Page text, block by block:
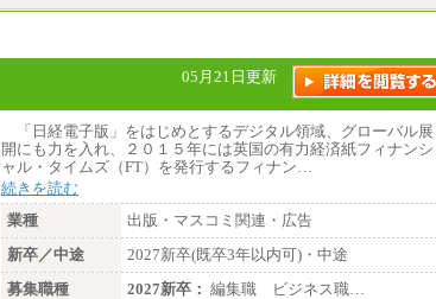
05月21日更新
「日経電子版」をはじめとするデジタル領域、グローバル展
開にも力を入れ、２０１５年には英国の有力経済紙フィナンシ
ャル・タイムズ（FT）を発行するフィナン…
続きを読む
業種
出版・マスコミ関連・広告
新卒／中途
2027新卒(既卒3年以内可)・中途
募集職種
2027新卒： 編集職 ビジネス職…